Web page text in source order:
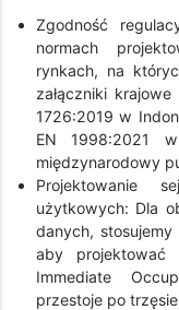
Zgodność
normach
rynkach, na
załączniki
1726:2019 w
EN 1998:2021
międzynarodowy
Projektowanie
użytkowych: Dla
danych,
aby projektować
Immediate
przestoje po